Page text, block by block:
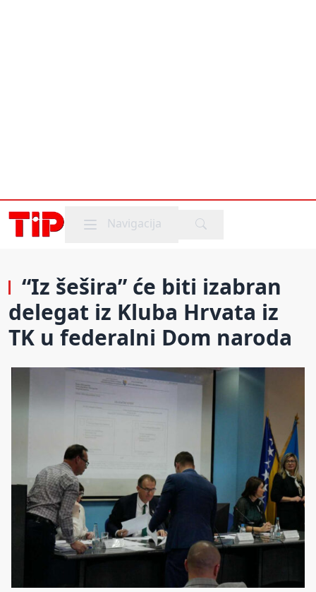
Mobile menu
Navigacija
“Iz šešira” će biti izabran
delegat iz Kluba Hrvata iz
TK u federalni Dom naroda